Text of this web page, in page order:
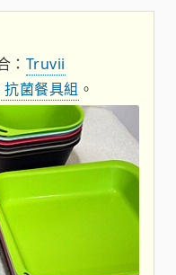
： Truvii
菌餐具組 。